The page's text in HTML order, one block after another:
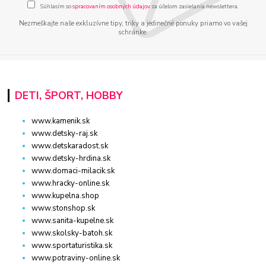
Súhlasím sospracovaním osobných údajov za účelom zasielania newslettera.
Nezmeškajte naše exkluzívne tipy, triky a jedinečné ponuky priamo vo vašej
schránke.
DETI, ŠPORT, HOBBY
www.kamenik.sk
www.detsky-raj.sk
www.detskaradost.sk
www.detsky-hrdina.sk
www.domaci-milacik.sk
www.hracky-online.sk
www.kupelna.shop
www.stonshop.sk
www.sanita-kupelne.sk
www.skolsky-batoh.sk
www.sportaturistika.sk
www.potraviny-online.sk